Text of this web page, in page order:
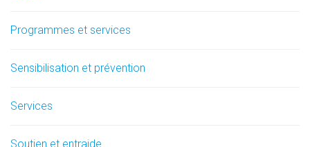
Programmes et services
Sensibilisation et prévention
Services
Soutien et entraide